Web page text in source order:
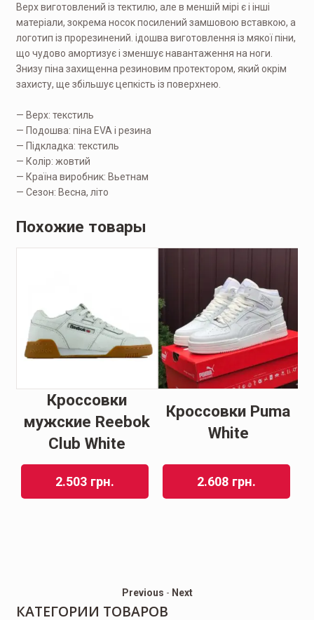
Верх виготовлений із тектилю, але в меншій мірі є і інші
матеріали, зокрема носок посилений замшовою вставкою, а
логотип із прорезинений. ідошва виготовлення із мякої піни,
що чудово амортизує і зменшує навантаження на ноги.
Знизу піна захищенна резиновим протектором, який окрім
захисту, ще збільшує цепкість із поверхнею.
— Верх: текстиль
— Подошва: піна EVA і резина
— Підкладка: текстиль
— Колір: жовтий
— Країна виробник: Вьетнам
— Сезон: Весна, літо
Похожие товары
Кроссовки
мужские Reebok
Club White
2.503 грн.
Кроссовки Puma
White
2.608 грн.
Previous - Next
КАТЕГОРИИ ТОВАРОВ